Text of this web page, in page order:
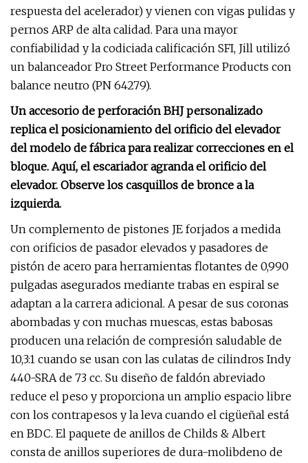
respuesta del acelerador) y vienen con vigas pulidas y
pernos ARP de alta calidad. Para una mayor
confiabilidad y la codiciada calificación SFI, Jill utilizó
un balanceador Pro Street Performance Products con
balance neutro (PN 64279).
Un accesorio de perforación BHJ personalizado
replica el posicionamiento del orificio del elevador
del modelo de fábrica para realizar correcciones en el
bloque. Aquí, el escariador agranda el orificio del
elevador. Observe los casquillos de bronce a la
izquierda.
Un complemento de pistones JE forjados a medida
con orificios de pasador elevados y pasadores de
pistón de acero para herramientas flotantes de 0,990
pulgadas asegurados mediante trabas en espiral se
adaptan a la carrera adicional. A pesar de sus coronas
abombadas y con muchas muescas, estas babosas
producen una relación de compresión saludable de
10,3:1 cuando se usan con las culatas de cilindros Indy
440-SRA de 73 cc. Su diseño de faldón abreviado
reduce el peso y proporciona un amplio espacio libre
con los contrapesos y la leva cuando el cigüeñal está
en BDC. El paquete de anillos de Childs & Albert
consta de anillos superiores de dura-molibdeno de